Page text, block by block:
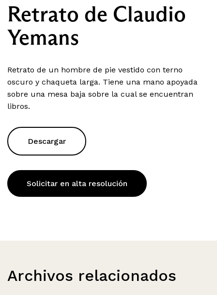
Retrato de Claudio
Yemans
Retrato de un hombre de pie vestido con terno
oscuro y chaqueta larga. Tiene una mano apoyada
sobre una mesa baja sobre la cual se encuentran
libros.
Descargar
Solicitar en alta resolución
Archivos relacionados